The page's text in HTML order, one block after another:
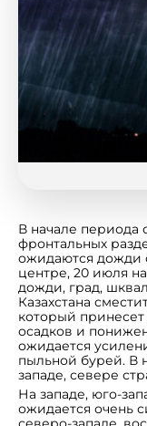
В начале
фронтальных
ожидаются дожди
центре, 20 июля
дожди, град,
Казахстана
который
осадков и
ожидается
пыльной бурей. В
западе, севере
На западе, юго-
ожидается очень